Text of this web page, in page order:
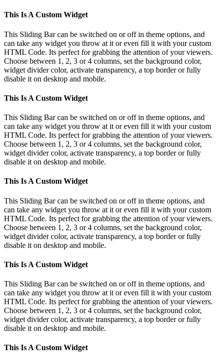
This Is A Custom Widget
This Sliding Bar can be switched on or off in theme options, and
can take any widget you throw at it or even fill it with your custom
HTML Code. Its perfect for grabbing the attention of your viewers.
Choose between 1, 2, 3 or 4 columns, set the background color,
widget divider color, activate transparency, a top border or fully
disable it on desktop and mobile.
This Is A Custom Widget
This Sliding Bar can be switched on or off in theme options, and
can take any widget you throw at it or even fill it with your custom
HTML Code. Its perfect for grabbing the attention of your viewers.
Choose between 1, 2, 3 or 4 columns, set the background color,
widget divider color, activate transparency, a top border or fully
disable it on desktop and mobile.
This Is A Custom Widget
This Sliding Bar can be switched on or off in theme options, and
can take any widget you throw at it or even fill it with your custom
HTML Code. Its perfect for grabbing the attention of your viewers.
Choose between 1, 2, 3 or 4 columns, set the background color,
widget divider color, activate transparency, a top border or fully
disable it on desktop and mobile.
This Is A Custom Widget
This Sliding Bar can be switched on or off in theme options, and
can take any widget you throw at it or even fill it with your custom
HTML Code. Its perfect for grabbing the attention of your viewers.
Choose between 1, 2, 3 or 4 columns, set the background color,
widget divider color, activate transparency, a top border or fully
disable it on desktop and mobile.
This Is A Custom Widget